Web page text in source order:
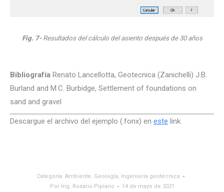
Fig. 7-Resultados del cálculo del asiento después de 30 años
Bibliografía Renato Lancellotta, Geotecnica (Zanichelli) J.B.
Burland and M.C. Burbidge, Settlement of foundations on
sand and gravel
Descargue el archivo del ejemplo (.fonx) en este link.
Categoría: Ambiente, Geología,
Ingeniería geotécnica
Por Ing. Rosario Pipiano 14 de mayo de 2021